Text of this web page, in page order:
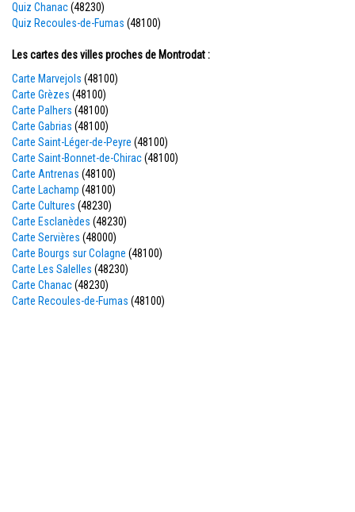
Quiz Chanac(48230)
Quiz Recoules-de-Fumas (48100)
Les cartes des villes proches de Montrodat :
Carte Marvejols (48100)
Carte Grèzes (48100)
Carte Palhers (48100)
Carte Gabrias (48100)
Carte Saint-Léger-de-Peyre (48100)
Carte Saint-Bonnet-de-Chirac(48100)
Carte Antrenas (48100)
Carte Lachamp (48100)
Carte Cultures (48230)
Carte Esclanèdes (48230)
Carte Servières (48000)
Carte Bourgs sur Colagne (48100)
Carte Les Salelles (48230)
Carte Chanac(48230)
Carte Recoules-de-Fumas (48100)